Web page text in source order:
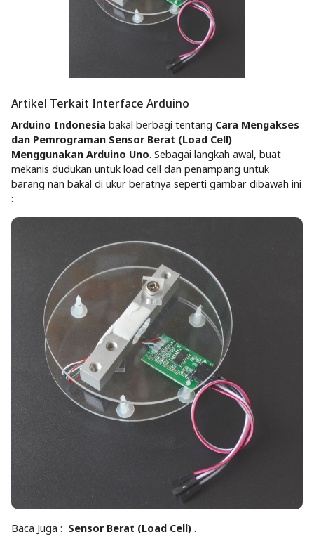
Artikel Terkait Interface Arduino
Arduino Indonesia bakal berbagi tentang Cara Mengakses
dan Pemrograman Sensor Berat (Load Cell)
Menggunakan Arduino Uno. Sebagai langkah awal, buat
mekanis dudukan untuk load cell dan penampang untuk
barang nan bakal di ukur beratnya seperti gambar dibawah ini
:
Baca Juga : Sensor Berat (Load Cell) .